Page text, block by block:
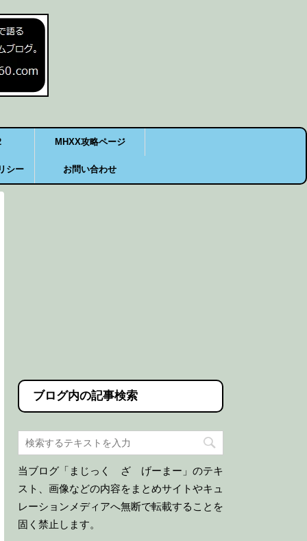
MHXX攻略ページ
シー お問い合わせ
ブログ内の記事検索
当ブログ「まじっく ざ げーまー」のテキ
スト、画像などの内容をまとめサイトやキュ
レーションメディアへ無断で転載することを
固く禁止します。